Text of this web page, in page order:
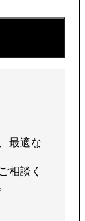
最適な
相談く